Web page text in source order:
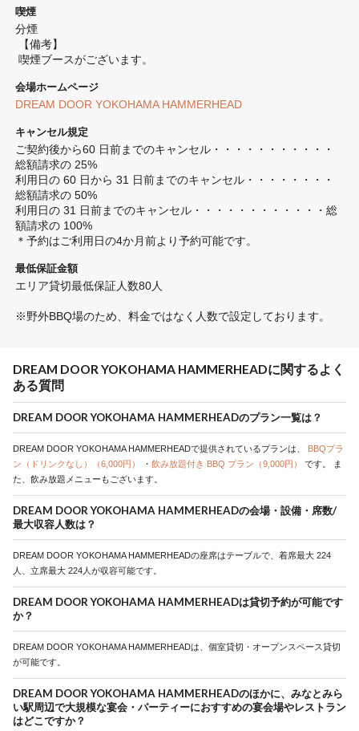
喫煙
分煙
【備考】
喫煙ブースがございます。
会場ホームページ
DREAM DOOR YOKOHAMA HAMMERHEAD
キャンセル規定
ご契約後から60 日前までのキャンセル・・・・・・・・・・・
総額請求の 25%
利用日の 60 日から 31 日前までのキャンセル・・・・・・・・
総額請求の 50%
利用日の 31 日前までのキャンセル・・・・・・・・・・・・総
額請求の 100%
＊予約はご利用日の4か月前より予約可能です。
最低保証金額
エリア貸切最低保証人数80人
※野外BBQ場のため、料金ではなく人数で設定しております。
DREAM DOOR YOKOHAMA HAMMERHEADに関するよく
ある質問
DREAM DOOR YOKOHAMA HAMMERHEADのプラン一覧は？
DREAM DOOR YOKOHAMA HAMMERHEADで提供されているプランは、
BBQプラ
ン（ドリンクなし）（6,000円）
・ 飲み放題付き BBQ プラン（9,000円） です。
ま
た、飲み放題メニューもございます。
DREAM DOOR YOKOHAMA HAMMERHEADの会場・設備・席数/
最大収容人数は？
DREAM DOOR YOKOHAMA HAMMERHEADの座席はテーブルで、着席最大 224
人、立席最大 224人が収容可能です。
DREAM DOOR YOKOHAMA HAMMERHEADは貸切予約が可能です
か？
DREAM DOOR YOKOHAMA HAMMERHEADは、個室貸切・オープンスペース貸切
が可能です。
DREAM DOOR YOKOHAMA HAMMERHEADのほかに、みなとみら
い駅周辺で大規模な宴会・パーティーにおすすめの宴会場やレストラン
はどこですか？